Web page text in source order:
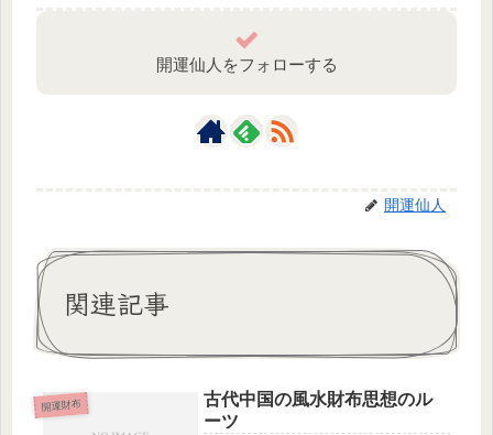
開運仙人をフォローする
開運仙人
関連記事
開運財布
古代中国の風水財布思想のル
ーツ